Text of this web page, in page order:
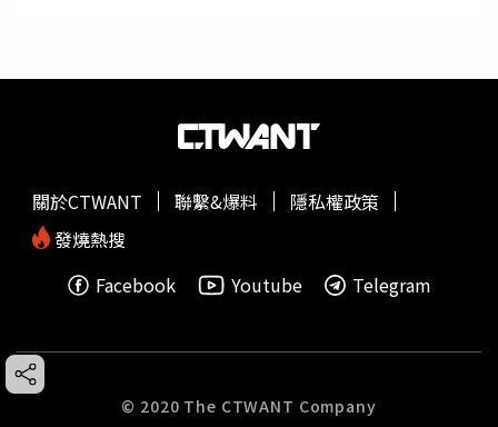
關於CTWANT 聯繫&爆料
隱私權政策
發燒熱搜
Facebook
Youtube Telegram
© 2020 The CTWANT Company